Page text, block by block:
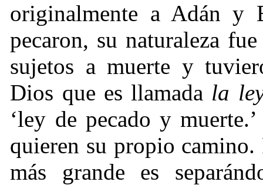
originalmente a Adán y
pecaron, su naturaleza
sujetos a muerte y
Dios que es llamada la
‘ley de pecado y
quieren su propio
más grande es